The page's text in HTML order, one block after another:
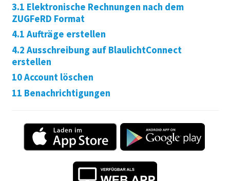
3.1 Elektronische Rechnungen nach dem
ZUGFeRD Format
4.1 Aufträge erstellen
4.2 Ausschreibung auf BlaulichtConnect
erstellen
10 Account löschen
11 Benachrichtigungen